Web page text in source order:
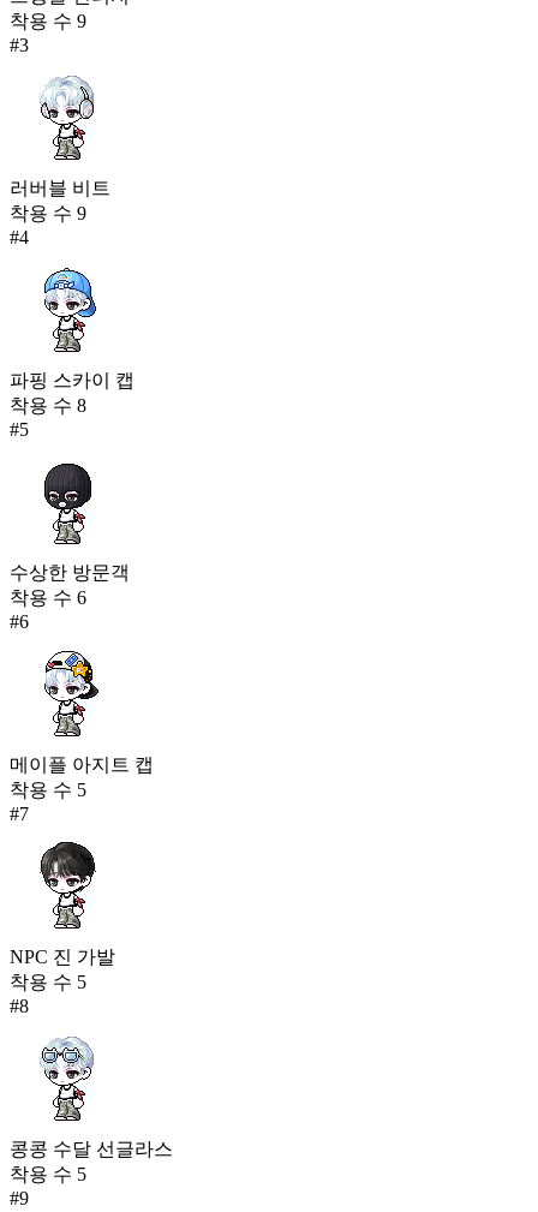
착용 수 9
#3
러버블 비트
착용 수 9
#4
파핑 스카이 캡
착용 수 8
#5
수상한 방문객
착용 수 6
#6
메이플 아지트 캡
착용 수 5
#7
NPC 진 가발
착용 수 5
#8
콩콩 수달 선글라스
착용 수 5
#9